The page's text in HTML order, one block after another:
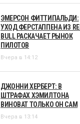
ЭМЕРСОН ФИТТИПАЛЬДИ:
УХОД ФЕРСТАППЕНА ИЗ
BULL РАСКАЧАЕТ РЫНОК
ПИЛОТОВ
Вчера в 14:12
ДЖОННИ ХЕРБЕРТ: В
ШТРАФАХ ХЭМИЛТОНА
ВИНОВАТ ТОЛЬКО ОН САМ
Вчера в 13:14